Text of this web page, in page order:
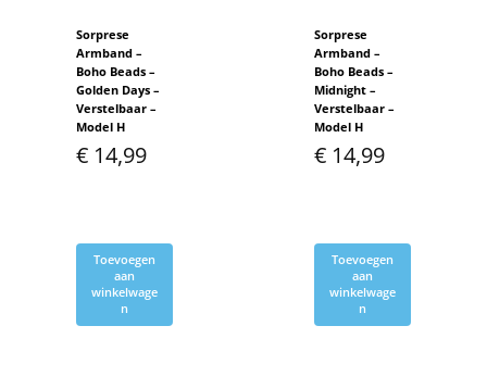
Sorprese
Armband –
Boho Beads –
Golden Days –
Verstelbaar –
Model H
€ 14,99
Toevoegen
aan
winkelwage
n
Sorprese
Armband –
Boho Beads –
Midnight –
Verstelbaar –
Model H
€ 14,99
Toevoegen
aan
winkelwage
n